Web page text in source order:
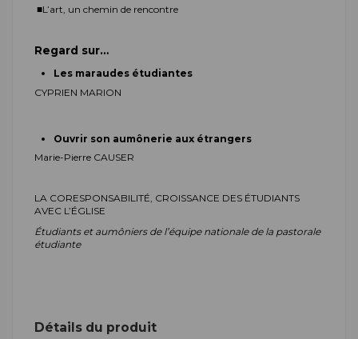
■L’art, un chemin de rencontre
Regard sur…
Les maraudes étudiantes
CYPRIEN MARION
Ouvrir son aumônerie aux étrangers
Marie-Pierre CAUSER
LA CORESPONSABILITÉ, CROISSANCE DES ÉTUDIANTS
AVEC L’ÉGLISE
Étudiants et aumôniers de l’équipe nationale de la pastorale
étudiante
Détails du produit